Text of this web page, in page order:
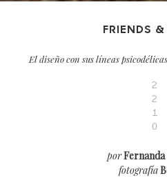
FRIENDS &
El diseño con sus líneas
2
2
1
0
por
fotografía